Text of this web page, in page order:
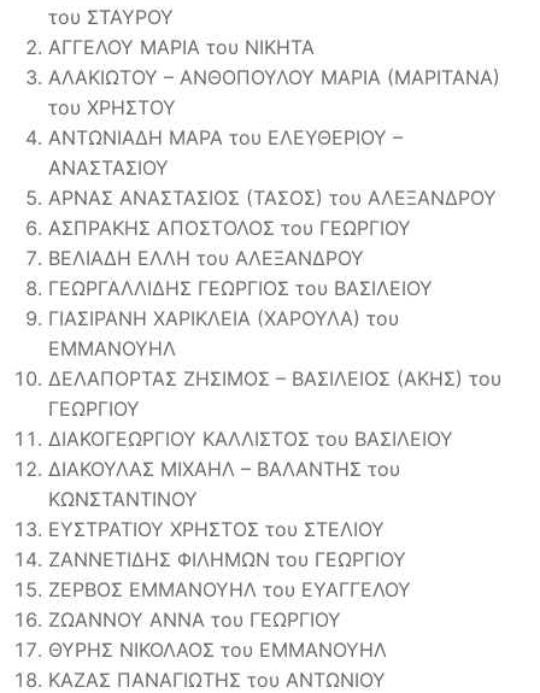
του ΣΤΑΥΡΟΥ
ΑΓΓΕΛΟΥ ΜΑΡΙΑ του ΝΙΚΗΤΑ
ΑΛΑΚΙΩΤΟΥ – ΑΝΘΟΠΟΥΛΟΥ ΜΑΡΙΑ (ΜΑΡΙΤΑΝΑ)
του ΧΡΗΣΤΟΥ
ΑΝΤΩΝΙΑΔΗ ΜΑΡΑ του ΕΛΕΥΘΕΡΙΟΥ –
ΑΝΑΣΤΑΣΙΟΥ
ΑΡΝΑΣ ΑΝΑΣΤΑΣΙΟΣ (ΤΑΣΟΣ) του ΑΛΕΞΑΝΔΡΟΥ
ΑΣΠΡΑΚΗΣ ΑΠΟΣΤΟΛΟΣ του ΓΕΩΡΓΙΟΥ
ΒΕΛΙΑΔΗ ΕΛΛΗ του ΑΛΕΞΑΝΔΡΟΥ
ΓΕΩΡΓΑΛΛΙΔΗΣ ΓΕΩΡΓΙΟΣ του ΒΑΣΙΛΕΙΟΥ
ΓΙΑΣΙΡΑΝΗ ΧΑΡΙΚΛΕΙΑ (ΧΑΡΟΥΛΑ) του
ΕΜΜΑΝΟΥΗΛ
ΔΕΛΑΠΟΡΤΑΣ ΖΗΣΙΜΟΣ – ΒΑΣΙΛΕΙΟΣ (ΑΚΗΣ) του
ΓΕΩΡΓΙΟΥ
ΔΙΑΚΟΓΕΩΡΓΙΟΥ ΚΑΛΛΙΣΤΟΣ του ΒΑΣΙΛΕΙΟΥ
ΔΙΑΚΟΥΛΑΣ ΜΙΧΑΗΛ – ΒΑΛΑΝΤΗΣ του
ΚΩΝΣΤΑΝΤΙΝΟΥ
ΕΥΣΤΡΑΤΙΟΥ ΧΡΗΣΤΟΣ του ΣΤΕΛΙΟΥ
ΖΑΝΝΕΤΙΔΗΣ ΦΙΛΗΜΩΝ του ΓΕΩΡΓΙΟΥ
ΖΕΡΒΟΣ ΕΜΜΑΝΟΥΗΛ του ΕΥΑΓΓΕΛΟΥ
ΖΩΑΝΝΟΥ ΑΝΝΑ του ΓΕΩΡΓΙΟΥ
ΘΥΡΗΣ ΝΙΚΟΛΑΟΣ του ΕΜΜΑΝΟΥΗΛ
ΚΑΖΑΣ ΠΑΝΑΓΙΩΤΗΣ του ΑΝΤΩΝΙΟΥ